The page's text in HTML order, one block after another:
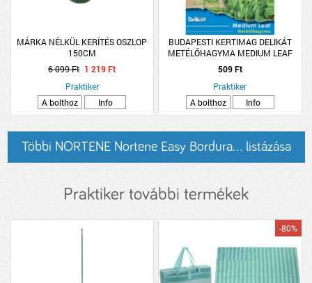
MÁRKA NÉLKÜL KERÍTÉS OSZLOP
150CM
6 099 Ft 1 219 Ft
Praktiker
A bolthoz
Info
BUDAPESTI KERTIMAG DELIKÁT
METÉLŐHAGYMA MEDIUM LEAF
509 Ft
Praktiker
A bolthoz
Info
Többi NORTENE Nortene Easy Bordura... listázása
Praktiker további termékek
-80%